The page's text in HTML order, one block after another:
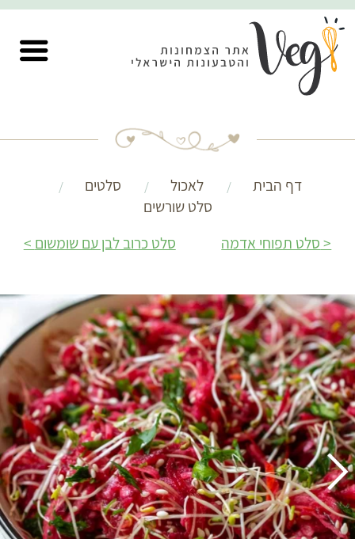
דף הבית לאכול
סלטים
סלט שורשים
סלט תפוחי אדמה
סלט כרוב לבן עם שומשום